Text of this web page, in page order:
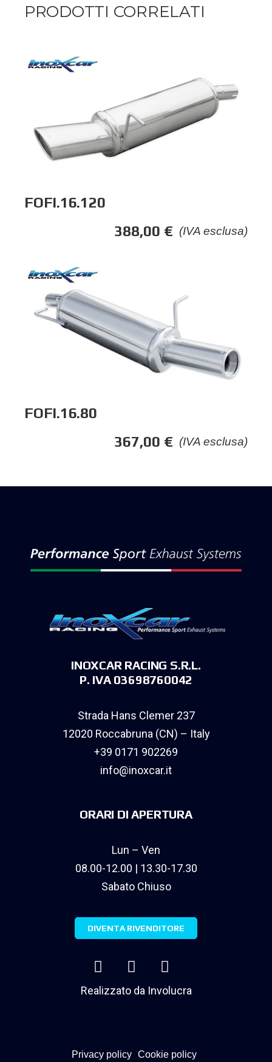
PRODOTTI CORRELATI
FOFI.16.120
(IVA esclusa)
388,00 €
FOFI.16.80
(IVA esclusa)
367,00 €
INOXCAR RACING S.R.L.
P. IVA 03698760042
Strada Hans Clemer 237
12020 Roccabruna (CN) – Italy
+39 0171 902269
info@inoxcar.it
ORARI DI APERTURA
Lun – Ven
08.00-12.00 | 13.30-17.30
Sabato Chiuso
DIVENTA RIVENDITORE
Realizzato da Involucra
Privacy policy Cookie policy